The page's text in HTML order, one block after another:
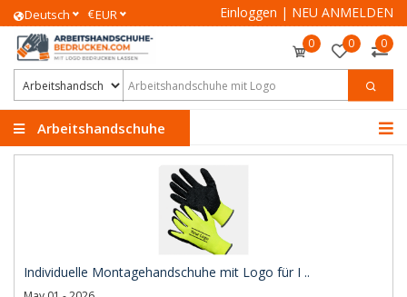
Deutsch €EUR Einloggen | NEU ANMELDEN
0 0 0
Arbeitshandschuhe
Individuelle Montagehandschuhe mit Logo für I ..